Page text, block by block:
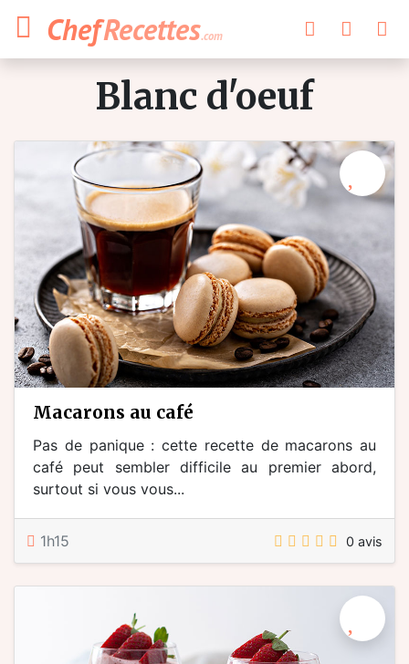
ChefRecettes.com
blanc d'oeuf
macarons au café
Pas de panique : cette recette de macarons au
café peut sembler difficile au premier abord,
surtout si vous vous...
1h15 0 avis